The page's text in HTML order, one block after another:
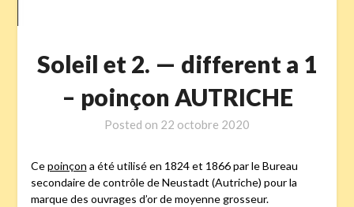
Soleil et 2. — different a 1
– poinçon AUTRICHE
Posted on 22 octobre 2020
Cepoinçon a été utilisé en 1824 et 1866 par le Bureau
secondaire de contrôle de Neustadt (Autriche) pour la
marque des ouvrages d’or de moyenne grosseur.